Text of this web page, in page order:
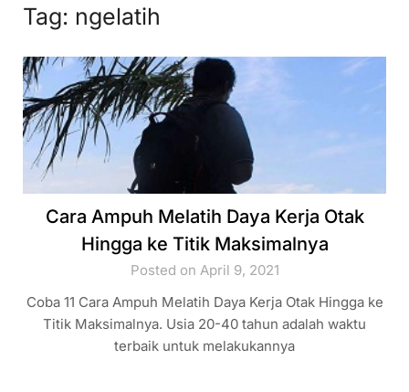
Tag: ngelatih
Cara Ampuh Melatih Daya Kerja Otak
Hingga ke Titik Maksimalnya
Posted on April 9, 2021
Coba 11 Cara Ampuh Melatih Daya Kerja Otak Hingga ke
Titik Maksimalnya. Usia 20-40 tahun adalah waktu
terbaik untuk melakukannya